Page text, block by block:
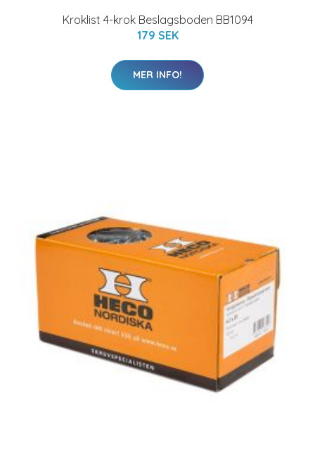
Kroklist 4-krok Beslagsboden BB1094
179 SEK
MER INFO!